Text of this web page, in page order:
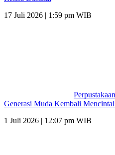
17 Juli 2026 | 1:59 pm WIB
Generasi Muda Kembali
1 Juli 2026 | 12:07 pm WIB